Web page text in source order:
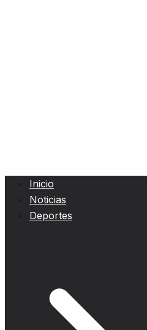
Inicio
Noticias
Deportes